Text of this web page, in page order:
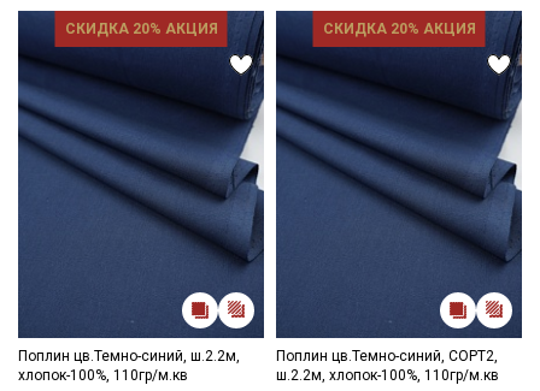
СКИДКА 20% АКЦИЯ
Поплин цв.Темно-синий, ш.2.2м,
хлопок-100%, 110гр/м.кв
СКИДКА 20% АКЦИЯ
Поплин цв.Темно-синий, СОРТ2,
ш.2.2м, хлопок-100%, 110гр/м.кв